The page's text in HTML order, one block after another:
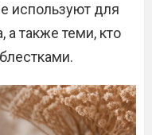
используют для
также теми, кто